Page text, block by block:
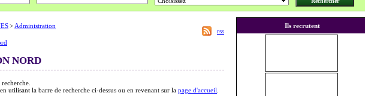
rss
> Administration
NORD
utilisant la barre de recherche ci-dessus ou en revenant sur la page d'accueil
Ils recrutent